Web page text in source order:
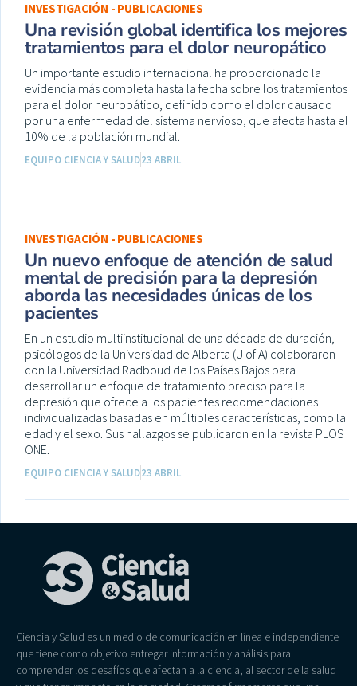
INVESTIGACIÓN - PUBLICACIONES
Una revisión global identifica los mejores
tratamientos para el dolor neuropático
Un importante estudio internacional ha proporcionado la
evidencia más completa hasta la fecha sobre los tratamientos
para el dolor neuropático, definido como el dolor causado
por una enfermedad del sistema nervioso, que afecta hasta el
10% de la población mundial.
EQUIPO CIENCIA Y SALUD23 ABRIL
INVESTIGACIÓN - PUBLICACIONES
Un nuevo enfoque de atención de salud
mental de precisión para la depresión
aborda las necesidades únicas de los
pacientes
En un estudio multiinstitucional de una década de duración,
psicólogos de la Universidad de Alberta (U of A) colaboraron
con la Universidad Radboud de los Países Bajos para
desarrollar un enfoque de tratamiento preciso para la
depresión que ofrece a los pacientes recomendaciones
individualizadas basadas en múltiples características, como la
edad y el sexo. Sus hallazgos se publicaron en la revista PLOS
ONE.
EQUIPO CIENCIA Y SALUD23 ABRIL
Ciencia y Salud es un medio de comunicación en línea e independiente
que tiene como objetivo entregar información y análisis para
comprender los desafíos que afectan a la ciencia, al sector de la salud